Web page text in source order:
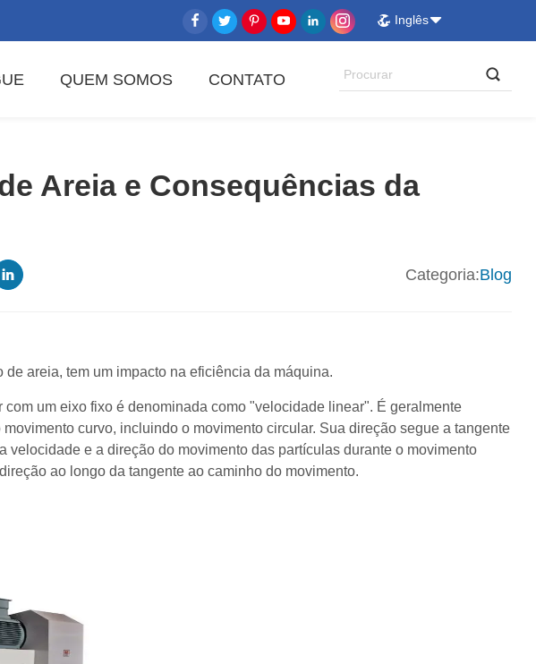
Inglês
QUEM SOMOS CONTATO
Areia e Consequências da
Categoria:Blog
areia, tem um impacto na eficiência da máquina.
um eixo fixo é denominada como "velocidade linear". É geralmente
curvo, incluindo o movimento circular. Sua direção segue a tangente
e a direção do movimento das partículas durante o movimento
ao longo da tangente ao caminho do movimento.